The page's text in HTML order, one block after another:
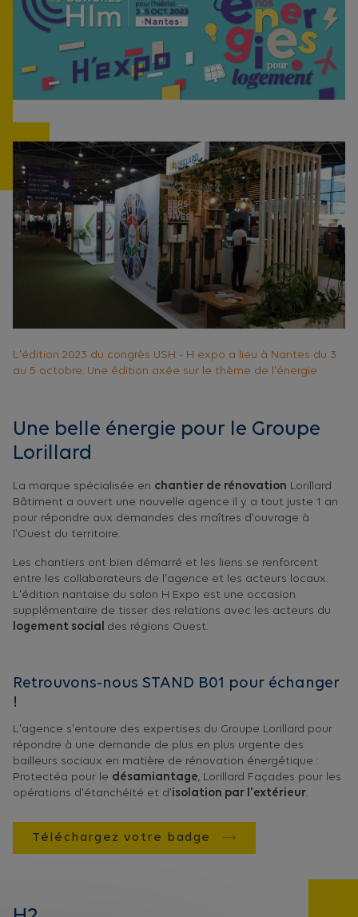
L'édition 2023 du congrès USH - H expo a lieu à Nantes du 3
au 5 octobre. Une édition axée sur le thème de l'énergie
Une belle énergie pour le Groupe
Lorillard
La marque spécialisée en chantier de rénovation Lorillard
Bâtiment a ouvert une nouvelle agence il y a tout juste 1 an
pour répondre aux demandes des maîtres d'ouvrage à
l'Ouest du territoire.
Les chantiers ont bien démarré et les liens se renforcent
entre les collaborateurs de l'agence et les acteurs locaux.
L'édition nantaise du salon H Expo est une occasion
supplémentaire de tisser des relations avec les acteurs du
logement social des régions Ouest.
Retrouvons-nous STAND B01 pour échanger
!
L'agence s'entoure des expertises du Groupe Lorillard pour
répondre à une demande de plus en plus urgente des
bailleurs sociaux en matière de rénovation énergétique :
Protectéa pour le désamiantage, Lorillard Façades pour les
opérations d'étanchéité et d'isolation par l'extérieur.
Téléchargez votre badge